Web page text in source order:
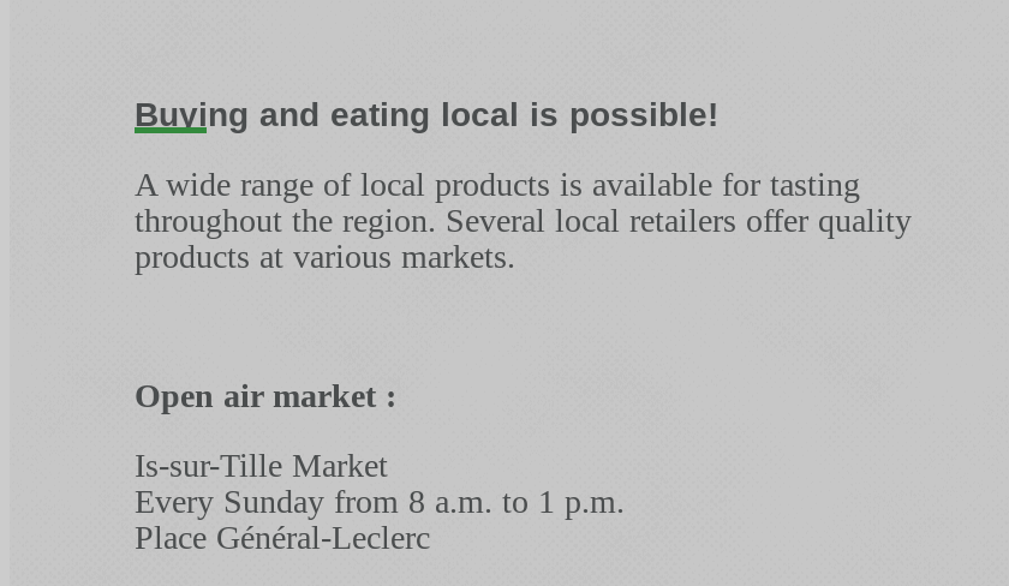
Buying and eating local is possible!
A wide range of local products is available for tasting
throughout the region. Several local retailers offer quality
products at various markets.
Open air market :
Is-sur-Tille Market
Every Sunday from 8 a.m. to 1 p.m.
Place Général-Leclerc